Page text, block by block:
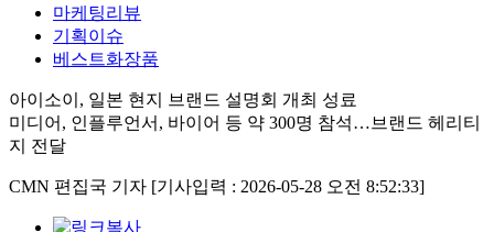
마케팅리뷰
기획이슈
베스트화장품
아이소이, 일본 현지 브랜드 설명회 개최 성료
미디어, 인플루언서, 바이어 등 약 300명 참석…브랜드 헤리티
지 전달
CMN 편집국 기자 [기사입력 : 2026-05-28 오전 8:52:33]